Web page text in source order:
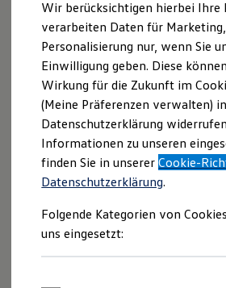
Branchenlösungen &
Umbaulösungen und
Auf- und Umbauten
Groß- und Sonderkunden
Großkunden
Kommunen &
Journalisten
Sportvereine
Branchenlösungen
Bau & Handwerk
Gewerbliche
Service & mobile
Kurier, Logistik & Handel
Kühlfahrzeuge
Feuerwehr
ONE Business ID Vorteile
Leasingrate
e‑Transporter
Ihre Beispielkalkulation für das
e‑TransporterKombi KR 70 kWh
1 /1
Basisfahrzeugpreis
Wir berücksichtigen hierbei Ihre
verarbeiten Daten für
Personalisierung nur, wenn Sie
Einwilligung geben. Diese
Wirkung für die Zukunft im
(Meine Präferenzen verwalten)
Datenschutzerklärung
Informationen zu unseren
finden Sie in unsererCookie-
Datenschutzerklärung.
Folgende Kategorien von
uns eingesetzt: